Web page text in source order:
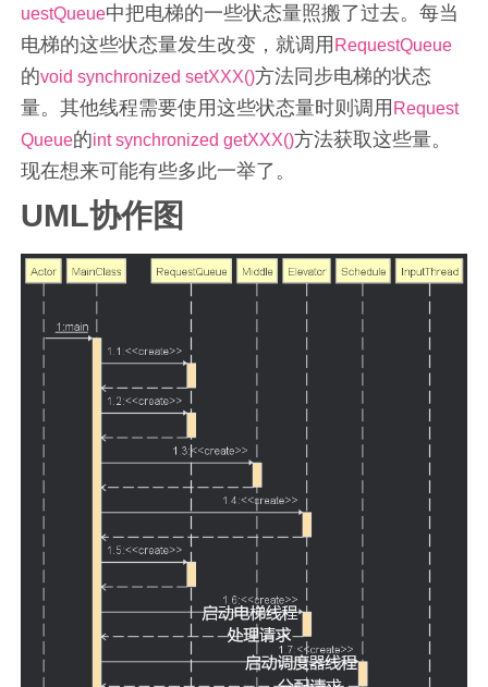
uestQueue中把电梯的一些状态量照搬了过去。每当
电梯的这些状态量发生改变，就调用 RequestQueue
的void synchronized setXXX()方法同步电梯的状态
量。其他线程需要使用这些状态量时则调用 Request
Queue的int synchronized getXXX()方法获取这些量。
现在想来可能有些多此一举了。
UML协作图